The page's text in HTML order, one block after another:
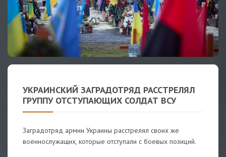
УКРАИНСКИЙ ЗАГРАДОТРЯД РАССТРЕЛЯЛ
ГРУППУ ОТСТУПАЮЩИХ СОЛДАТ ВСУ
Заградотряд армии Украины расстрелял своих же
военнослужащих, которые отступали с боевых позиций.